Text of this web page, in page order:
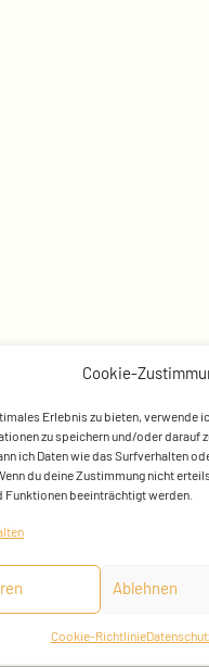
Cookie-
Erlebnis zu bieten, verwende
zu speichern und/oder darauf
ich Daten wie das Surfverhalten
du deine Zustimmung nicht
Funktionen beeinträchtigt werden.
Ablehnen
Cookie-Richtlinie